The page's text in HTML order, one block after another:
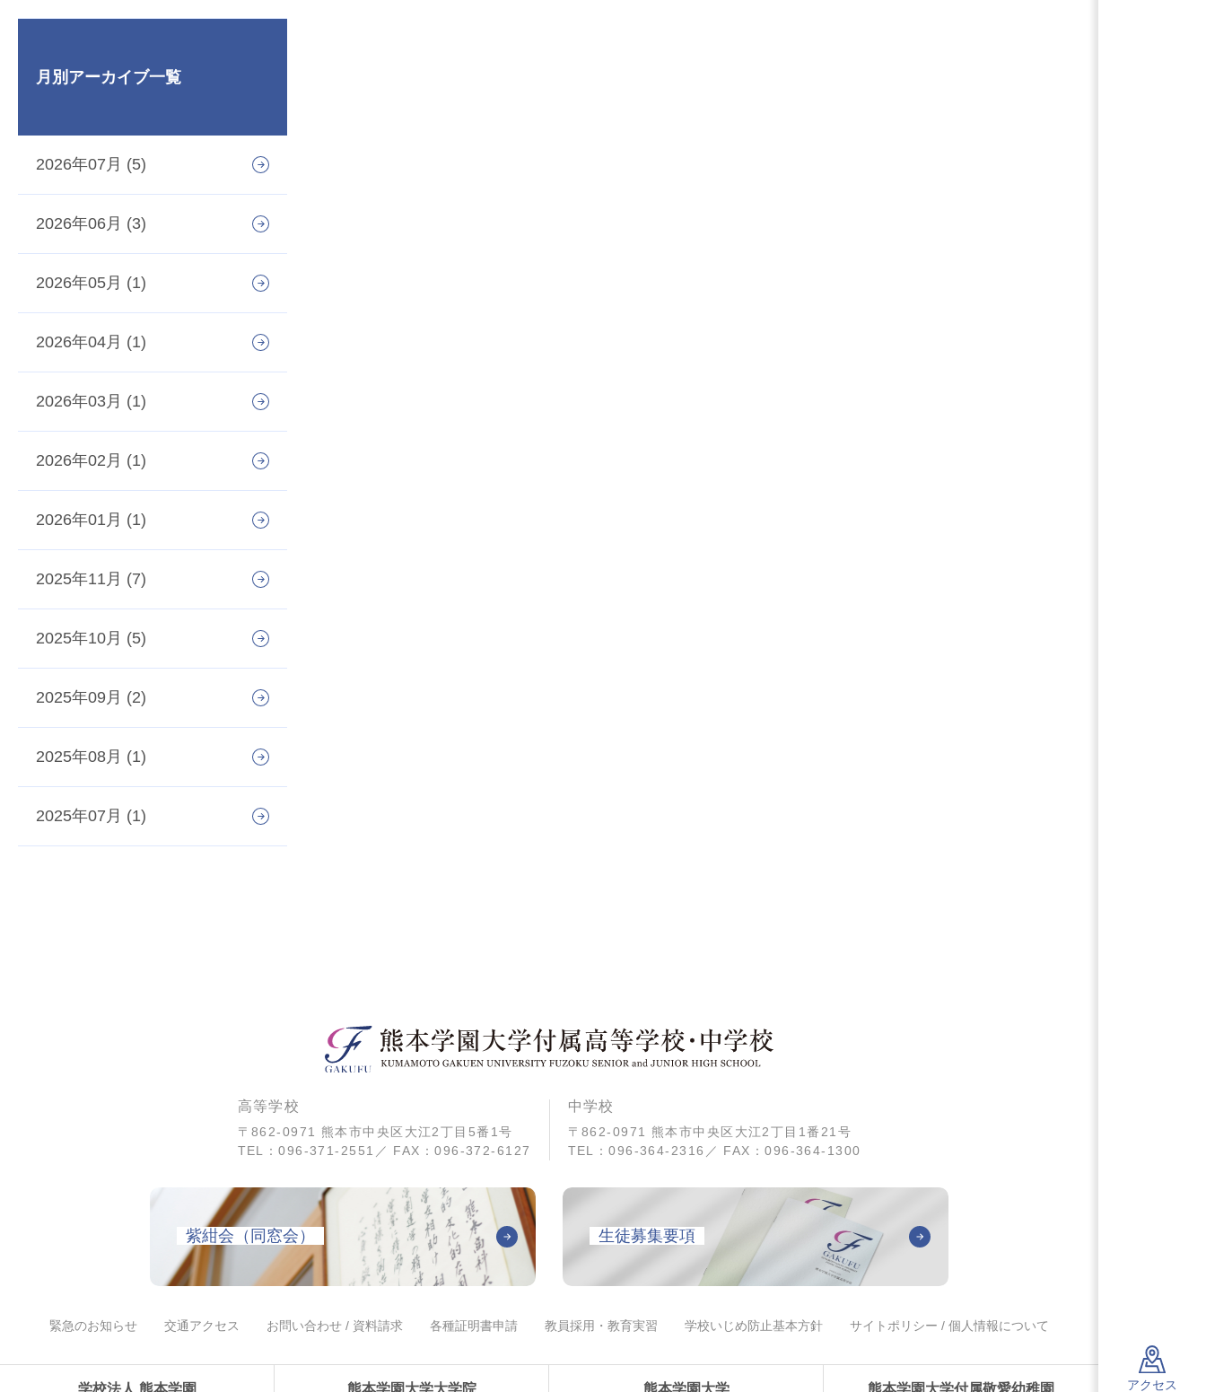
アクセス
月別アーカイブ一覧
2026年07月 (5)
2026年06月 (3)
2026年05月 (1)
2026年04月 (1)
2026年03月 (1)
2026年02月 (1)
2026年01月 (1)
2025年11月 (7)
2025年10月 (5)
2025年09月 (2)
2025年08月 (1)
2025年07月 (1)
高等学校
〒862-0971 熊本市中央区大江2丁目5番1号
TEL：096-371-2551／ FAX：096-372-6127
中学校
〒862-0971 熊本市中央区大江2丁目1番21号
TEL：096-364-2316／ FAX：096-364-1300
紫紺会（同窓会） 生徒募集要項
緊急のお知らせ 交通アクセス お問い合わせ / 資料請求 各種証明書申請 教員採用・教育実習 学校いじめ防止基本方針 サイトポリシー / 個人情報について
学校法人 熊本学園 熊本学園大学大学院 熊本学園大学 熊本学園大学付属敬愛幼稚園